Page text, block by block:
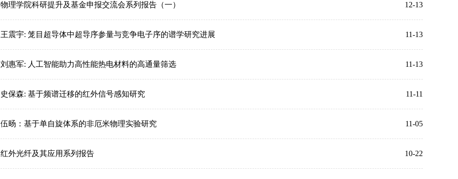
物理学院科研提升及基金申报交流会系列报告（一） 12-13
王震宇: 笼目超导体中超导序参量与竞争电子序的谱学研究进展 11-13
刘惠军: 人工智能助力高性能热电材料的高通量筛选 11-13
史保森: 基于频谱迁移的红外信号感知研究 11-11
伍旸：基于单自旋体系的非厄米物理实验研究 11-05
红外光纤及其应用系列报告 10-22